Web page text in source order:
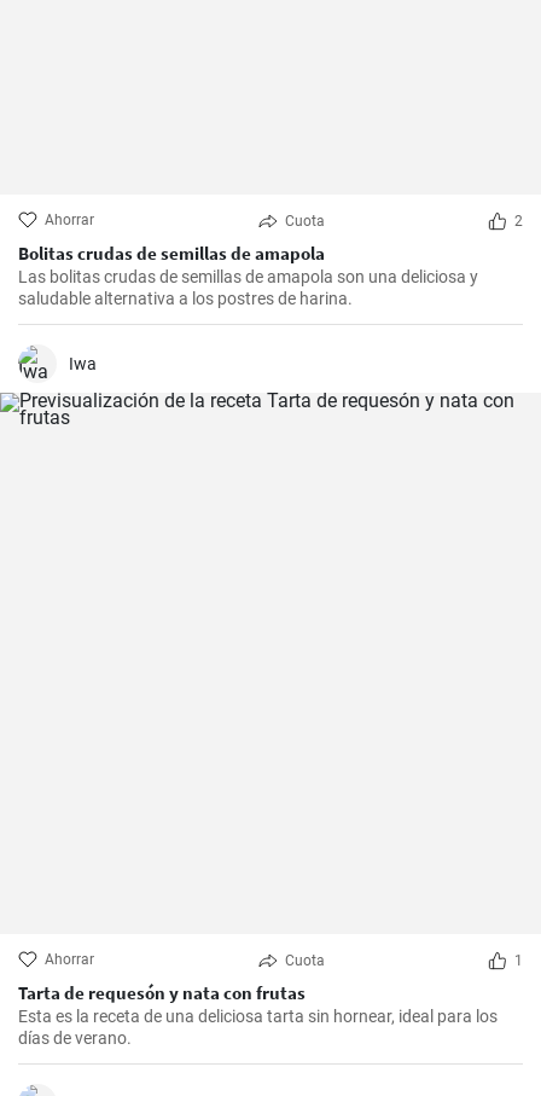
Ahorrar Cuota 2
Bolitas crudas de semillas de amapola
Las bolitas crudas de semillas de amapola son una deliciosa y
saludable alternativa a los postres de harina.
Iwa
Ahorrar Cuota 1
Tarta de requesón y nata con frutas
Esta es la receta de una deliciosa tarta sin hornear, ideal para los
días de verano.